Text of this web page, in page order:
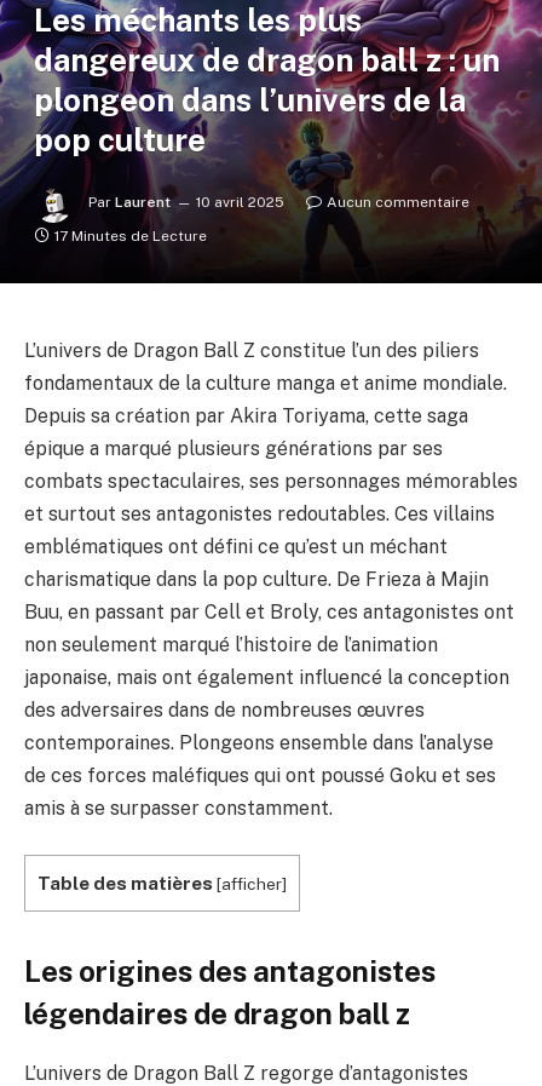
Les méchants les plus
dangereux de dragon ball z : un
plongeon dans l’univers de la
pop culture
Par Laurent 10 avril 2025
Aucun commentaire
17 Minutes de Lecture
L’univers de Dragon Ball Z constitue l’un des piliers
fondamentaux de la culture manga et anime mondiale.
Depuis sa création par Akira Toriyama, cette saga
épique a marqué plusieurs générations par ses
combats spectaculaires, ses personnages mémorables
et surtout ses antagonistes redoutables. Ces villains
emblématiques ont défini ce qu’est un méchant
charismatique dans la pop culture. De Frieza à Majin
Buu, en passant par Cell et Broly, ces antagonistes ont
non seulement marqué l’histoire de l’animation
japonaise, mais ont également influencé la conception
des adversaires dans de nombreuses œuvres
contemporaines. Plongeons ensemble dans l’analyse
de ces forces maléfiques qui ont poussé Goku et ses
amis à se surpasser constamment.
Table des matières [afficher]
Les origines des antagonistes
légendaires de dragon ball z
L’univers de Dragon Ball Z regorge d’antagonistes